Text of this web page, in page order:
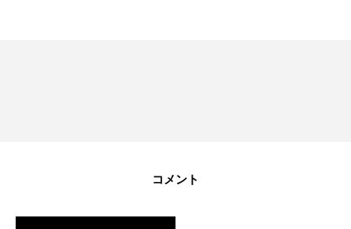
コメント